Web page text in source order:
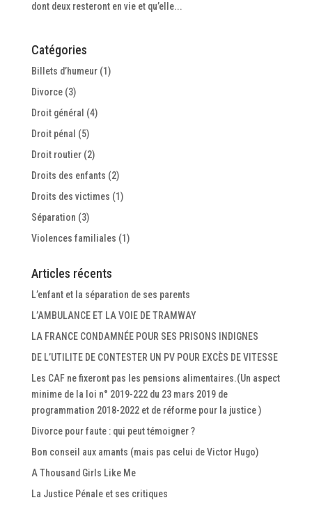
dont deux resteront en vie et qu’elle...
Catégories
Billets d’humeur(1)
Divorce(3)
Droit général (4)
Droit pénal (5)
Droit routier(2)
Droits des enfants (2)
Droits des victimes (1)
Séparation (3)
Violences familiales (1)
Articles récents
L’enfant et la séparation de ses parents
L’AMBULANCE ET LA VOIE DE TRAMWAY
LA FRANCE CONDAMNÉE POUR SES PRISONS INDIGNES
DE L’UTILITE DE CONTESTER UN PV POUR EXCÈS DE VITESSE
Les CAF ne fixeront pas les pensions alimentaires.(Un aspect
minime de la loi n° 2019-222 du 23 mars 2019 de
programmation 2018-2022 et de réforme pour la justice )
Divorce pour faute : qui peut témoigner ?
Bon conseil aux amants (mais pas celui de Victor Hugo)
A Thousand Girls Like Me
La Justice Pénale et ses critiques